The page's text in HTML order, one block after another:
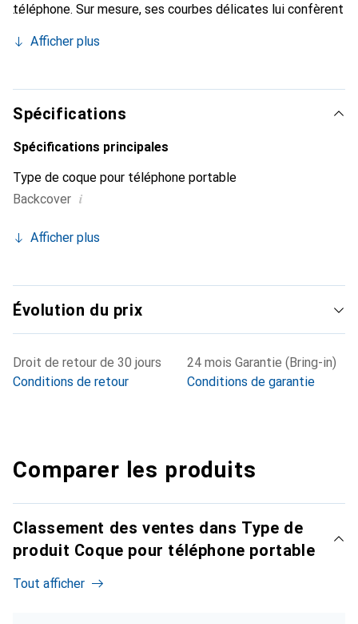
téléphone. Sur mesure, ses courbes délicates lui confèrent
et indispensable de votre smartphone. Reconnaître
marque Noreve est un choix sûr pour une clientèle
exigeante.
Afficher plus
Spécifications
Spécifications principales
Type de coque pour téléphone portable
Backcover i
Afficher plus
Évolution du prix
Droit de retour de 30 jours
Conditions de retour
24 mois Garantie (Bring-in)
Conditions de garantie
Comparer les produits
Classement des ventes dans Type de
produit Coque pour téléphone portable
Tout afficher